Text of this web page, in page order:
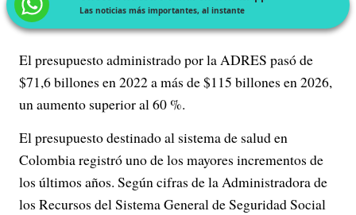
Las noticias más importantes, al instante
El presupuesto administrado por la ADRES pasó de
$71,6 billones en 2022 a más de $115 billones en 2026,
un aumento superior al 60 %.
El presupuesto destinado al sistema de salud en
Colombia registró uno de los mayores incrementos de
los últimos años. Según cifras de la Administradora de
los Recursos del Sistema General de Seguridad Social